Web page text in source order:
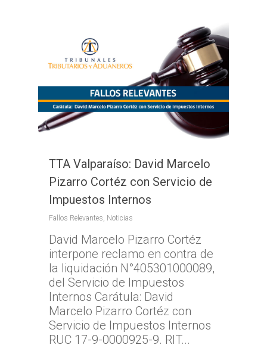
TTA Valparaíso: David Marcelo
Pizarro Cortéz con Servicio de
Impuestos Internos
Fallos Relevantes, Noticias
David Marcelo Pizarro Cortéz
interpone reclamo en contra de
la liquidación N°405301000089,
del Servicio de Impuestos
Internos Carátula: David
Marcelo Pizarro Cortéz con
Servicio de Impuestos Internos
RUC 17-9-0000925-9. RIT...